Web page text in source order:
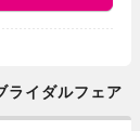
イダルフェア